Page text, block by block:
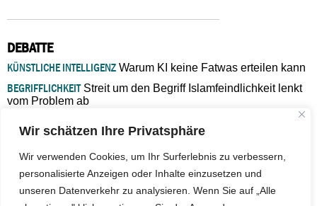
Wir schätzen Ihre Privatsphäre
Wir verwenden Cookies, um Ihr Surferlebnis zu verbessern,
personalisierte Anzeigen oder Inhalte einzusetzen und
unseren Datenverkehr zu analysieren. Wenn Sie auf „Alle
DEBATTE
KÜNSTLICHE INTELLIGENZ Warum KI keine Fatwas erteilen kann
BEGRIFFLICHKEITStreit um den Begriff Islamfeindlichkeit lenkt
vom Problem ab
Verantwortung bleibt“
ISLAMISCHE FAKULTÄT IN MÜNSTEREine kritische Schwelle für
die deutsche Religionspolitik
GASTBEITRAGWarum die muslimische Welt eine neue